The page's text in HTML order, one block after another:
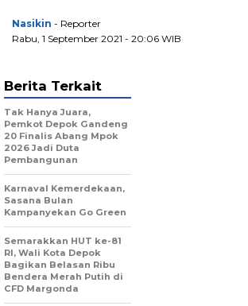
Nasikin - Reporter
Rabu, 1 September 2021 - 20:06 WIB
Berita Terkait
Tak Hanya Juara,
Pemkot Depok Gandeng
20 Finalis Abang Mpok
2026 Jadi Duta
Pembangunan
Karnaval Kemerdekaan,
Sasana Bulan
Kampanyekan Go Green
Semarakkan HUT ke-81
RI, Wali Kota Depok
Bagikan Belasan Ribu
Bendera Merah Putih di
CFD Margonda